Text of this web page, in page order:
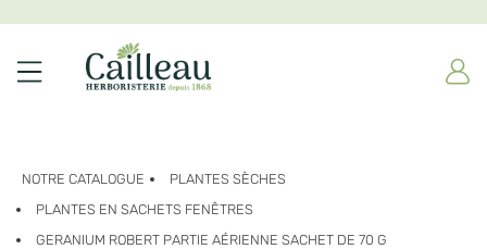
NOTRE CATALOGUE
PLANTES SÈCHES
PLANTES EN SACHETS FENÊTRES
GERANIUM ROBERT PARTIE AÉRIENNE SACHET DE 70 G